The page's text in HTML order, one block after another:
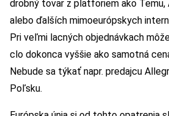
drobný tovar z platforiem ako Temu,
alebo ďalších mimoeurópskych
Pri veľmi lacných objednávkach
clo dokonca vyššie ako samotná
Nebude sa týkať napr. predajcu
Poľsku.